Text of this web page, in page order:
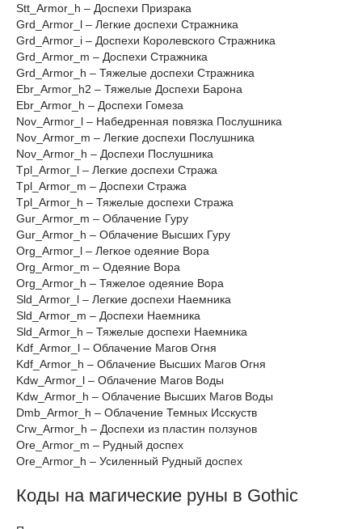
Stt_Armor_h – Доспехи Призрака
Grd_Armor_l – Легкие доспехи Стражника
Grd_Armor_i – Доспехи Королевского Стражника
Grd_Armor_m – Доспехи Стражника
Grd_Armor_h – Тяжелые доспехи Стражника
Ebr_Armor_h2 – Тяжелые Доспехи Барона
Ebr_Armor_h – Доспехи Гомеза
Nov_Armor_l – Набедренная повязка Послушника
Nov_Armor_m – Легкие доспехи Послушника
Nov_Armor_h – Доспехи Послушника
Tpl_Armor_l – Легкие доспехи Стража
Tpl_Armor_m – Доспехи Стража
Tpl_Armor_h – Тяжелые доспехи Стража
Gur_Armor_m – Облачение Гуру
Gur_Armor_h – Облачение Высших Гуру
Org_Armor_l – Легкое одеяние Вора
Org_Armor_m – Oдеяние Вора
Org_Armor_h – Тяжелое одеяние Вора
Sld_Armor_l – Легкие доспехи Наемника
Sld_Armor_m – Доспехи Наемника
Sld_Armor_h – Тяжелые доспехи Наемника
Kdf_Armor_l – Облачение Магов Огня
Kdf_Armor_h – Облачение Высших Магов Огня
Kdw_Armor_l – Облачение Магов Воды
Kdw_Armor_h – Облачение Высших Магов Воды
Dmb_Armor_h – Облачение Темных Исскуств
Crw_Armor_h – Доспехи из пластин ползунов
Ore_Armor_m – Рудный доспех
Ore_Armor_h – Усиленный Рудный доспех
Коды на магические руны в Gothic